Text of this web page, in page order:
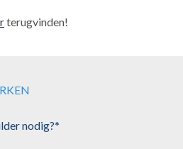
terugvinden!
nodig?*